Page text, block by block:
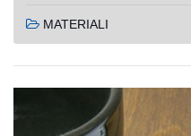
MATERIALI